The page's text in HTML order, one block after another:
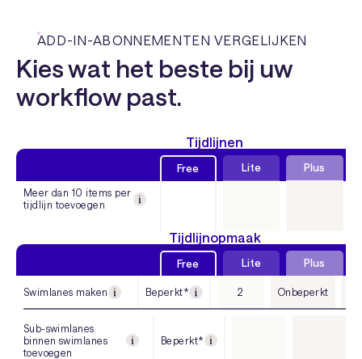
ADD-IN-ABONNEMENTEN VERGELIJKEN
Kies wat het beste bij uw
workflow past.
Tijdlijnen
Free Lite Plus
Meer dan 10 items per
tijdlijn toevoegen
Tijdlijnopmaak
Free Lite Plus
Swimlanes maken Beperkt* 2 Onbeperkt
Sub-swimlanes
binnen swimlanes
toevoegen
Beperkt*